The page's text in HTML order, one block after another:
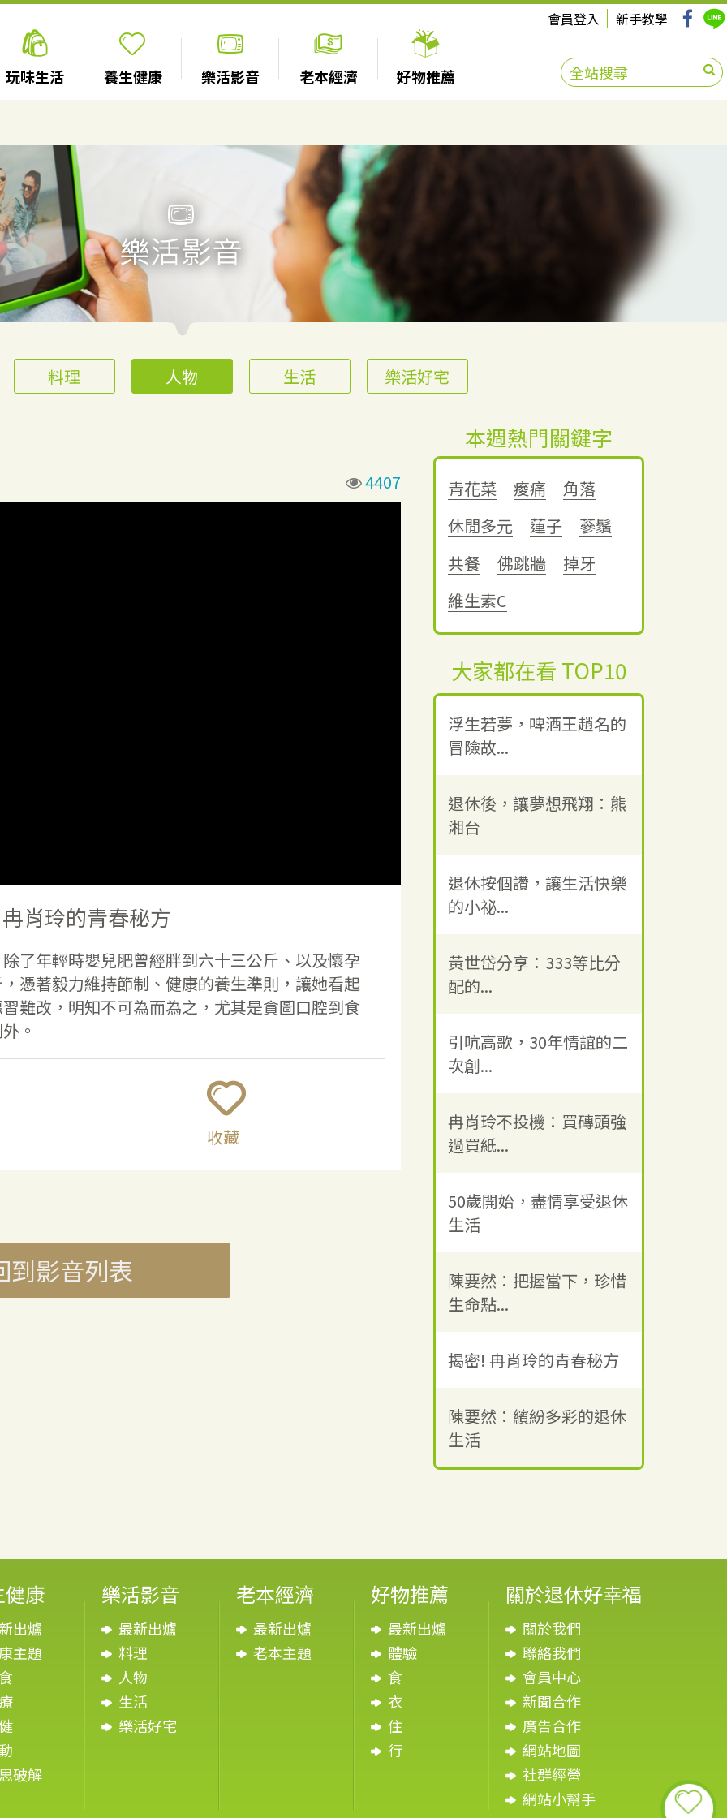
會員登入 新手教學
玩味生活 養生健康 樂活影音 老本經濟 好物推薦
料理 人物 生活 樂活好宅
4407
肖玲的青春秘方
了年輕時嬰兒肥曾經胖到六十三公斤、以及懷孕
憑著毅力維持節制、健康的養生準則，讓她看起
難改，明知不可為而為之，尤其是貪圖口腔到食
。
收藏
到影音列表
本週熱門關鍵字
青花菜 痠痛
角落
休閒多元
蓮子
蔘鬚
共餐
佛跳牆
掉牙
維生素C
大家都在看 TOP10
浮生若夢，啤酒王趙名的
冒險故...
退休後，讓夢想飛翔：熊
湘台
退休按個讚，讓生活快樂
的小祕...
黃世岱分享：333等比分
配的...
引吭高歌，30年情誼的二
次創...
冉肖玲不投機：買磚頭強
過買紙...
50歲開始，盡情享受退休
生活
陳要然：把握當下，珍惜
生命點...
揭密! 冉肖玲的青春秘方
陳要然：繽紛多彩的退休
生活
康
出爐
主題
破解
樂活影音
最新出爐
料理
人物
生活
樂活好宅
老本經濟
最新出爐
老本主題
好物推薦
最新出爐
體驗
食
衣
住
行
關於退休好幸福
關於我們
聯絡我們
會員中心
新聞合作
廣告合作
網站地圖
社群經營
網站小幫手